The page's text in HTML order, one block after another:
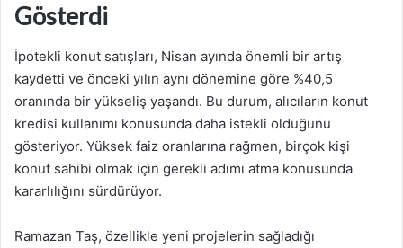
Gösterdi
İpotekli konut satışları, Nisan ayında önemli bir artış
kaydetti ve önceki yılın aynı dönemine göre %40,5
oranında bir yükseliş yaşandı. Bu durum, alıcıların konut
kredisi kullanımı konusunda daha istekli olduğunu
gösteriyor. Yüksek faiz oranlarına rağmen, birçok kişi
konut sahibi olmak için gerekli adımı atma konusunda
kararlılığını sürdürüyor.
Ramazan Taş, özellikle yeni projelerin sağladığı